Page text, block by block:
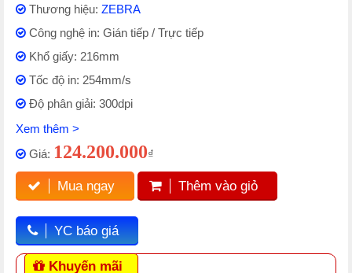
Thương hiệu: ZEBRA
Công nghệ in: Gián tiếp / Trực tiếp
Khổ giấy: 216mm
Tốc độ in: 254mm/s
Độ phân giải: 300dpi
Xem thêm >
Giá: 124.200.000₫
Mua ngay Thêm vào giỏ
YC báo giá
Khuyến mãi